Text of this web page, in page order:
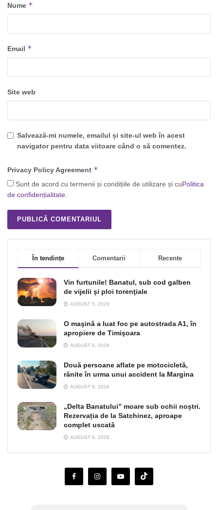
Nume *
Email *
Site web
Salvează-mi numele, emailul și site-ul web în acest
navigator pentru data viitoare când o să comentez.
Privacy Policy Agreement *
Sunt de acord cu termenii și condițiile de utilizare și cuPolitica
de confidențialitate.
În tendințe Comentarii Recente
Vin furtunile! Banatul, sub cod galben
de vijelii şi ploi torenţiale
AUGUST 5, 2026
O maşină a luat foc pe autostrada A1, în
apropiere de Timişoara
AUGUST 6, 2026
Două persoane aflate pe motocicletă,
rănite în urma unui accident la Margina
AUGUST 6, 2026
„Delta Banatului” moare sub ochii noștri.
Rezervația de la Satchinez, aproape
complet uscată
AUGUST 6, 2026